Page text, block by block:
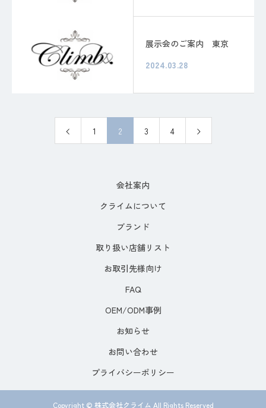
展示会のご案内 東京
2024.03.28
1 2 3 4
会社案内
クライムについて
ブランド
取り扱い店舗リスト
お取引先様向け
FAQ
OEM/ODM事例
お知らせ
お問い合わせ
プライバシーポリシー
Copyright © 株式会社クライム All Rights Reserved